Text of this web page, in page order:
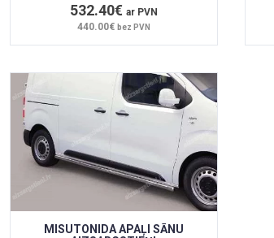
532.40€ ar PVN
440.00€ bez PVN
MISUTONIDA APAĻI SĀNU